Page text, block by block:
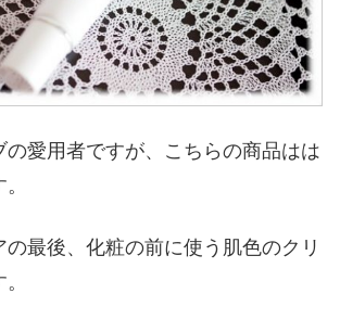
の愛用者ですが、こちらの商品はは
最後、化粧の前に使う肌色のクリ